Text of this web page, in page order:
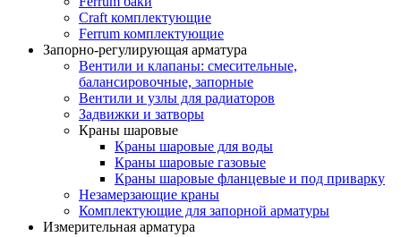
Craft комплектующие
Ferrum комплектующие
Запорно-регулирующая арматура
Вентили и клапаны: смесительные,
балансировочные, запорные
Вентили и узлы для радиаторов
Задвижки и затворы
Краны шаровые
Краны шаровые для воды
Краны шаровые газовые
Краны шаровые фланцевые и под приварку
Незамерзающие краны
Комплектующие для запорной арматуры
Измерительная арматура